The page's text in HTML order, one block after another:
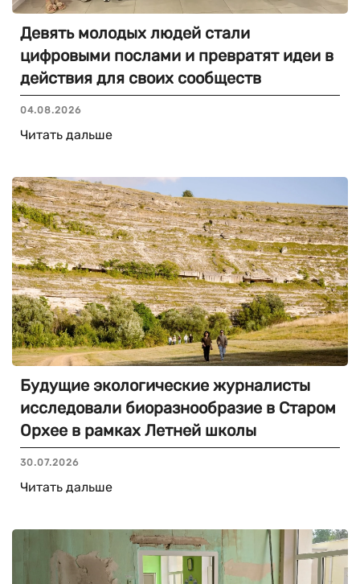
Девять молодых людей стали
цифровыми послами и превратят идеи в
действия для своих сообществ
04.08.2026
Читать дальше
Будущие экологические журналисты
исследовали биоразнообразие в Старом
Орхее в рамках Летней школы
30.07.2026
Читать дальше